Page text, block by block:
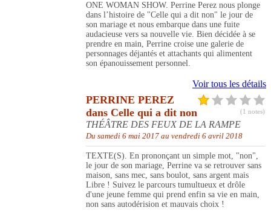
ONE WOMAN SHOW. Perrine Perez nous plonge
dans l’histoire de "Celle qui a dit non" le jour de
son mariage et nous embarque dans une fuite
audacieuse vers sa nouvelle vie. Bien décidée à se
prendre en main, Perrine croise une galerie de
personnages déjantés et attachants qui alimentent
son épanouissement personnel.
Voir tous les détails
(1 notes)
PERRINE PEREZ
dans Celle qui a dit non
THÉÂTRE DES FEUX DE LA RAMPE
Du samedi 6 mai 2017 au vendredi 6 avril 2018
TEXTE(S). En prononçant un simple mot, "non",
le jour de son mariage, Perrine va se retrouver sans
maison, sans mec, sans boulot, sans argent mais
Libre ! Suivez le parcours tumultueux et drôle
d'une jeune femme qui prend enfin sa vie en main,
non sans autodérision et mauvais choix !